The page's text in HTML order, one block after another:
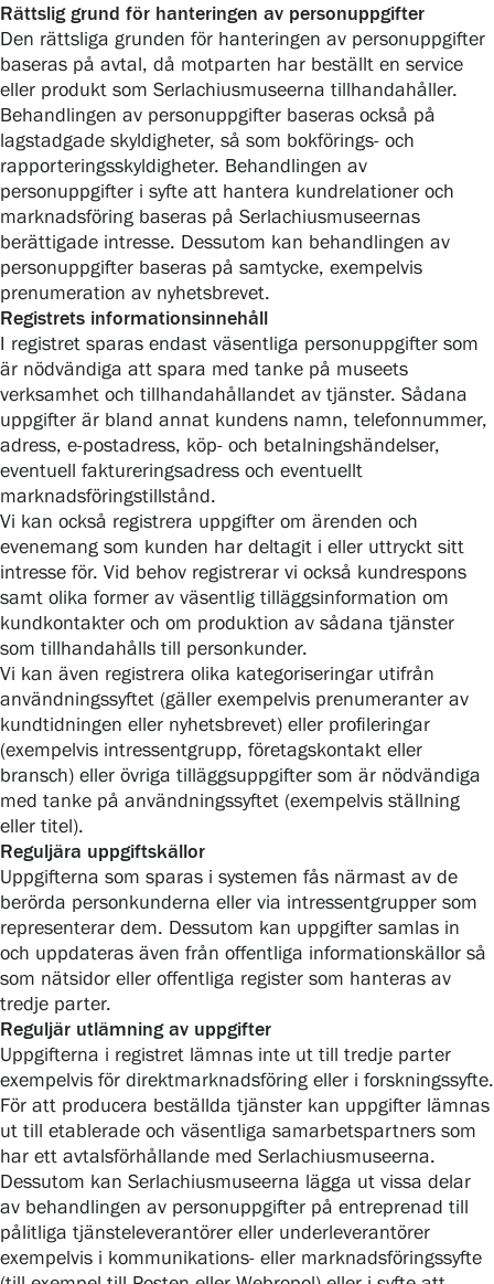
Serlachius Art & Sauna Express
Hållbarhet hos Serlachius
Hinderfrihet
Dataskydd
Webshop
Rättslig grund för hanteringen av personuppgifter
Den rättsliga grunden för hanteringen av personuppgifter
baseras på avtal, då motparten har beställt en service
eller produkt som Serlachiusmuseerna tillhandahåller.
Behandlingen av personuppgifter baseras också på
lagstadgade skyldigheter, så som bokförings- och
rapporteringsskyldigheter. Behandlingen av
personuppgifter i syfte att hantera kundrelationer och
marknadsföring baseras på Serlachiusmuseernas
berättigade intresse. Dessutom kan behandlingen av
personuppgifter baseras på samtycke, exempelvis
prenumeration av nyhetsbrevet.
Registrets informationsinnehåll
I registret sparas endast väsentliga personuppgifter som
är nödvändiga att spara med tanke på museets
verksamhet och tillhandahållandet av tjänster. Sådana
uppgifter är bland annat kundens namn, telefonnummer,
adress, e-postadress, köp- och betalningshändelser,
eventuell faktureringsadress och eventuellt
marknadsföringstillstånd.
Vi kan också registrera uppgifter om ärenden och
evenemang som kunden har deltagit i eller uttryckt sitt
intresse för. Vid behov registrerar vi också kundrespons
samt olika former av väsentlig tilläggsinformation om
kundkontakter och om produktion av sådana tjänster
som tillhandahålls till personkunder.
Vi kan även registrera olika kategoriseringar utifrån
användningssyftet (gäller exempelvis prenumeranter av
kundtidningen eller nyhetsbrevet) eller profileringar
(exempelvis intressentgrupp, företagskontakt eller
bransch) eller övriga tilläggsuppgifter som är nödvändiga
med tanke på användningssyftet (exempelvis ställning
eller titel).
Reguljära uppgiftskällor
Uppgifterna som sparas i systemen fås närmast av de
berörda personkunderna eller via intressentgrupper som
representerar dem. Dessutom kan uppgifter samlas in
och uppdateras även från offentliga informationskällor så
som nätsidor eller offentliga register som hanteras av
tredje parter.
Reguljär utlämning av uppgifter
Uppgifterna i registret lämnas inte ut till tredje parter
exempelvis för direktmarknadsföring eller i forskningssyfte.
För att producera beställda tjänster kan uppgifter lämnas
ut till etablerade och väsentliga samarbetspartners som
har ett avtalsförhållande med Serlachiusmuseerna.
Dessutom kan Serlachiusmuseerna lägga ut vissa delar
av behandlingen av personuppgifter på entreprenad till
pålitliga tjänsteleverantörer eller underleverantörer
exempelvis i kommunikations- eller marknadsföringssyfte